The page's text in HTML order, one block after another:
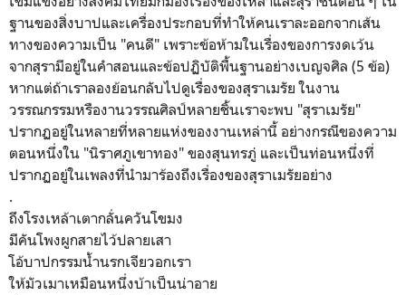
ฐานของสิ่งบาปและเครื่องประกอบที่ทำให้คนเราละออกจากเส้น
ทางของความเป็น "คนดี" เพราะข้อห้ามในเรื่องของการงดเว้น
จากสุรามีอยู่ในคำสอนและข้อปฏิบัติพื้นฐานอย่างเบญจศิล (5 ข้อ)
หากแต่ถ้าเราลองย้อนกลับไปดูเรื่องของสุราเมรัย ในงาน
วรรณกรรมหรืองานวรรณศิลป์หลายชิ้นเราจะพบ "สุราเมรัย"
ปรากฏอยู่ในหลายที่หลายแห่งของงานเหล่านี้ อย่างกรณีของความ
ตอนหนึ่งใน "นิราศภูเขาทอง" ของสุนทรภู่ และเป็นท่อนหนึ่งที่
ปรากฏอยู่ในเพลงที่นำมาร้องถึงเรื่องของสุราเมรัยอย่าง
.
ถึงโรงเหล้าเตากลั่นควันโขมง
มีคันโพงผูกสายไว้ปลายเสา
โอ้บาปกรรมน้ำนรกเจียวอกเรา
ให้มัวเมาเหมือนหนึ่งบ้าเป็นน่าอาย